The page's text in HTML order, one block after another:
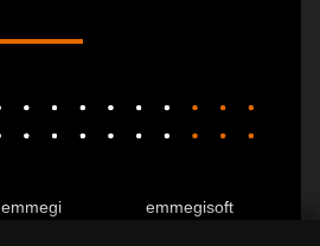
emmegi
emmegisoft